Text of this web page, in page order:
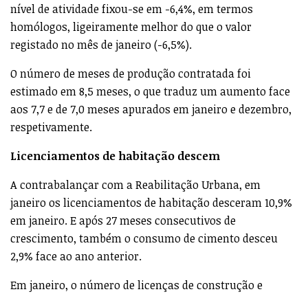
nível de atividade fixou-se em -6,4%, em termos
homólogos, ligeiramente melhor do que o valor
registado no mês de janeiro (-6,5%).
O número de meses de produção contratada foi
estimado em 8,5 meses, o que traduz um aumento face
aos 7,7 e de 7,0 meses apurados em janeiro e dezembro,
respetivamente.
Licenciamentos de habitação descem
A contrabalançar com a Reabilitação Urbana, em
janeiro os licenciamentos de habitação desceram 10,9%
em janeiro. E após 27 meses consecutivos de
crescimento, também o consumo de cimento desceu
2,9% face ao ano anterior.
Em janeiro, o número de licenças de construção e